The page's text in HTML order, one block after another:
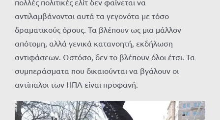
αντιλαμβάνονται αυτά τα γεγονότα με τόσο
δραματικούς όρους. Τα βλέπουν ως μια μάλλον
απότομη, αλλά γενικά κατανοητή, εκδήλωση
αντιφάσεων. Ωστόσο, δεν το βλέπουν όλοι έτσι. Τα
συμπεράσματα που δικαιούνται να βγάλουν οι
αντίπαλοι των ΗΠΑ είναι προφανή.